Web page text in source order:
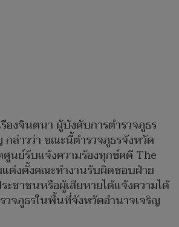
องจินตนา ผู้บังคับการตำรวจภูธร
กล่าวว่า ขณะนี้ตำรวจภูธรจังหวัด
ศูนย์รับแจ้งความร้องทุกข์คดี The
ต่งตั้งคณะทำงานรับผิดชอบฝ่าย
ะชาชนหรือผู้เสียหายได้แจ้งความได้
วจภูธรในพื้นที่จังหวัดอำนาจเจริญ